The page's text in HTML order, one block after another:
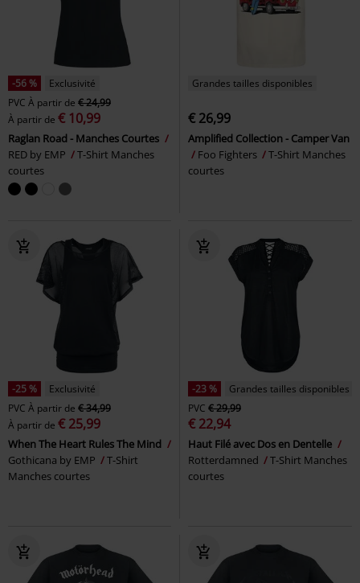
-56 %
Exclusivité
PVC À partir de € 24,99
À partir de € 10,99
Raglan Road - Manches Courtes
RED by EMP
T-Shirt Manches
courtes
Grandes tailles disponibles
€ 26,99
Amplified Collection - Camper Van
Foo Fighters
T-Shirt Manches
courtes
-25 %
Exclusivité
PVC À partir de € 34,99
À partir de € 25,99
When The Heart Rules The Mind
Gothicana by EMP
T-Shirt
Manches courtes
-23 %
Grandes tailles disponibles
PVC € 29,99
€ 22,94
Haut Filé avec Dos en Dentelle
Rotterdamned
T-Shirt Manches
courtes